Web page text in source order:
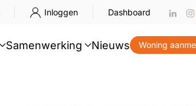
Inloggen Dashboard
Samenwerking Nieuws Woning